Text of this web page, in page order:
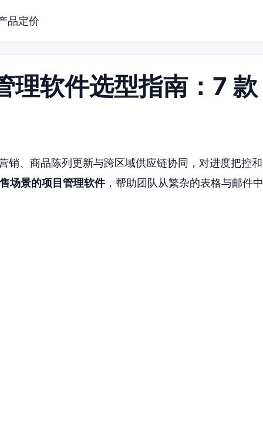
品定价
理软件选型指南：7 款
销、商品陈列更新与跨区域供应链协同，对进度把控和
场景的项目管理软件，帮助团队从繁杂的表格与邮件中